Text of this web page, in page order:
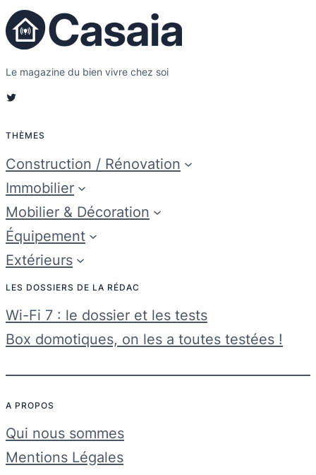
Le magazine du bien vivre chez soi
Twitter
THÈMES
Construction / Rénovation
Immobilier
Mobilier & Décoration
Équipement
Extérieurs
LES DOSSIERS DE LA RÉDAC
Wi-Fi 7 : le dossier et les tests
Box domotiques, on les a toutes testées !
A PROPOS
Qui nous sommes
Mentions Légales